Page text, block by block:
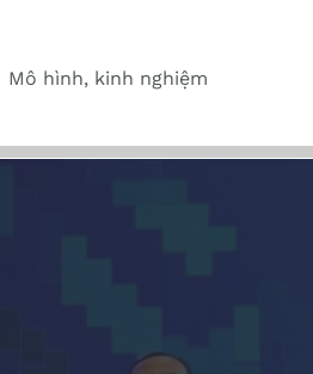
Mô hình, kinh nghiệm